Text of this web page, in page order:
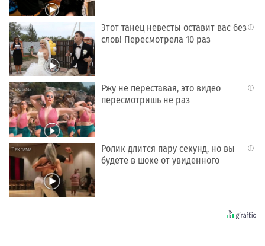
i
Этот танец невесты оставит вас без
слов! Пересмотрела 10 раз
i
Ржу не переставая, это видео
пересмотришь не раз
i
Ролик длится пару секунд, но вы
будете в шоке от увиденного